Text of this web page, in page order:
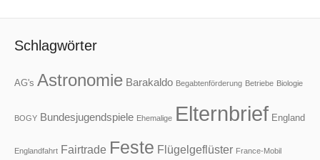
Schlagwörter
AG's Astronomie Barakaldo Begabtenförderung Betriebe Biologie
BOGY Bundesjugendspiele Ehemalige Elternbrief England
Englandfahrt Fairtrade Feste Flügelgeflüster France-Mobil